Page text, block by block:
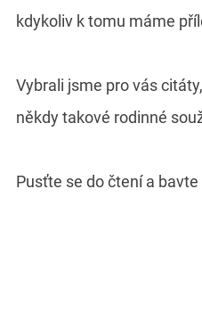
kdykoliv k tomu máme
Vybrali jsme pro vás
někdy takové rodinné
Pusťte se do čtení a bavte